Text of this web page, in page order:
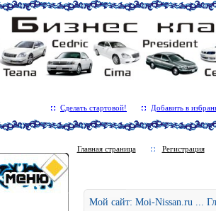
Сделать стартовой! Добавить в
Главная страница Регистрация
Мой сайт: Moi-Nissan.ru ...